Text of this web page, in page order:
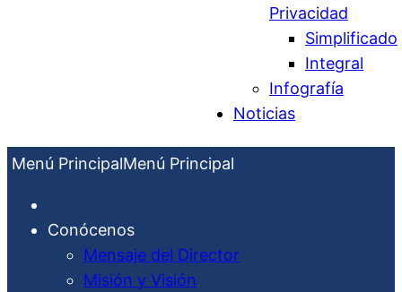
Privacidad
Simplificado
Integral
Infografía
Noticias
Menú PrincipalMenú Principal
Conócenos
Mensaje del Director
Misión y Visión